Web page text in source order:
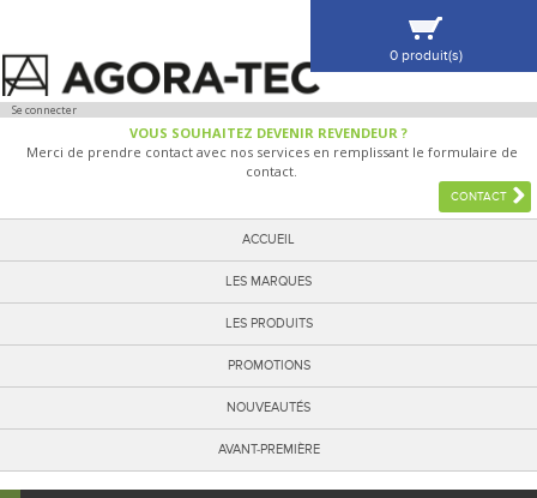
Se connecter
VOUS SOUHAITEZ DEVENIR REVENDEUR ?
Merci de prendre contact avec nos services en remplissant le formulaire de
contact.
CONTACT
ACCUEIL
LES MARQUES
LES PRODUITS
PROMOTIONS
NOUVEAUTÉS
AVANT-PREMIÈRE
0 produit(s)
VOIR MA SÉLECTION